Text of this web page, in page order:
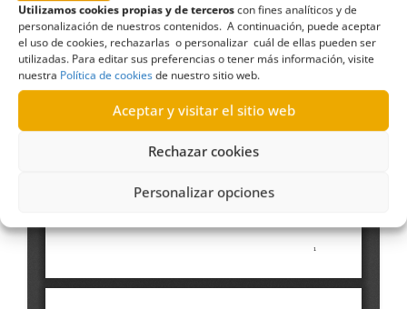
Utilizamos cookies propias y de terceroscon fines analíticos y de
personalización de nuestros contenidos. A continuación, puede aceptar
el uso de cookies, rechazarlas o personalizar cuál de ellas pueden ser
utilizadas. Para editar sus preferencias o tener más información, visite
nuestra Política de cookiesde nuestro sitio web.
Aceptar y visitar el sitio web
Rechazar cookies
Personalizar opciones